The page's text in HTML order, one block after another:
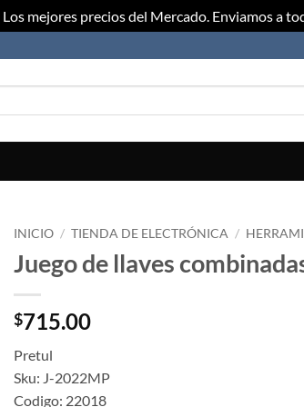
Los mejores precios del Mercado. Enviamos a
INICIO / TIENDA DE ELECTRÓNICA /
Juego de llaves
$715.00
Pretul
Sku: J-2022MP
Codigo: 22018